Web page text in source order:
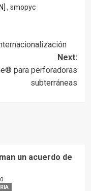
, smopyc
Next:
para perforadoras
subterráneas
un acuerdo de